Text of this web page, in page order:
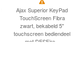
Ajax Superior KeyPad
TouchScreen Fibra
zwart, bekabeld 5"
touchscreen bediendeel
met DESFire...